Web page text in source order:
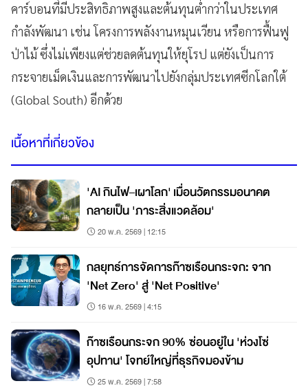
คาร์บอนที่มีประสิทธิภาพสูงและต้นทุนต่ำกว่าในประเทศ
กำลังพัฒนา เช่น โครงการพลังงานหมุนเวียน หรือการฟื้นฟู
ป่าไม้ ซึ่งไม่เพียงแต่ช่วยลดต้นทุนให้ยุโรป แต่ยังเป็นการ
กระจายเม็ดเงินและการพัฒนาไปยังกลุ่มประเทศซีกโลกใต้
(Global South) อีกด้วย
เนื้อหาที่เกี่ยวข้อง
'AI กินไฟ–เผาโลก' เมื่อนวัตกรรมอนาคต
กลายเป็น 'ภาระสิ่งแวดล้อม'
20 พ.ค. 2569 | 12:15
กลยุทธ์การจัดการก๊าซเรือนกระจก: จาก
'Net Zero' สู่ 'Net Positive'
16 พ.ค. 2569 | 4:15
ก๊าซเรือนกระจก 90% ซ่อนอยู่ใน 'ห่วงโซ่
อุปทาน' โจทย์ใหญ่ที่ธุรกิจมองข้าม
25 พ.ค. 2569 | 7:58